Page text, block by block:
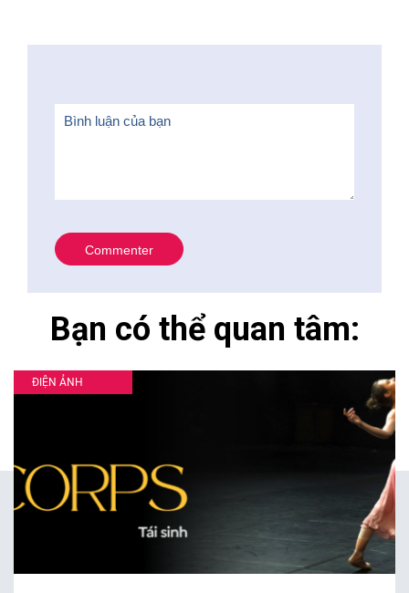
Bạn có thể quan tâm:
ĐIỆN ẢNH